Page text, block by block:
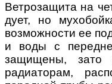
Ветрозащита на
дует, но
возможности ее
и воды с
защищены, зато
радиаторам,